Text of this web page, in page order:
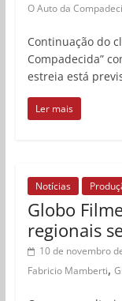
O Auto da
Continuação do
Compadecida”
estreia está
Ler mais
Notícias
Globo
regionais
10 de novembro
Fabricio Mamberti,